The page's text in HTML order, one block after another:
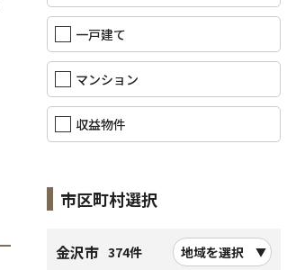
一戸建て
マンション
収益物件
市区町村選択
金沢市 374件 地域を選択